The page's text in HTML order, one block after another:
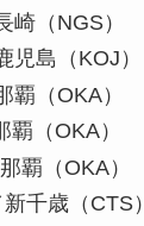
崎（NGS）
児島（KOJ）
覇（OKA）
（OKA）
覇（OKA）
千歳（CTS）